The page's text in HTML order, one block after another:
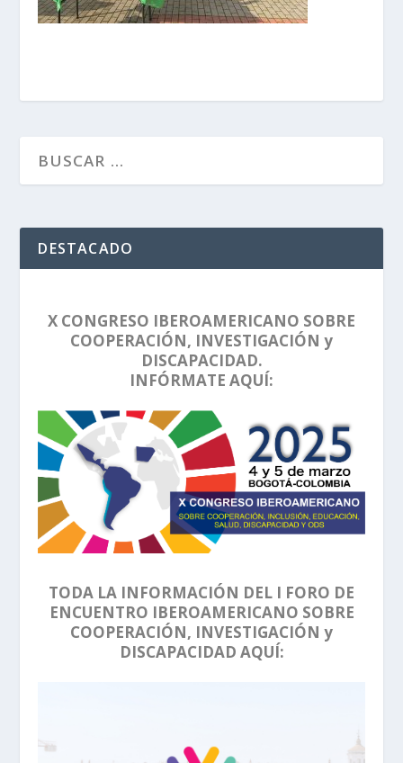
DESTACADO
X CONGRESO IBEROAMERICANO SOBRE
COOPERACIÓN, INVESTIGACIÓN y
DISCAPACIDAD.
INFÓRMATE AQUÍ:
TODA LA INFORMACIÓN DEL I FORO DE
ENCUENTRO IBEROAMERICANO SOBRE
COOPERACIÓN, INVESTIGACIÓN y
DISCAPACIDAD AQUÍ: